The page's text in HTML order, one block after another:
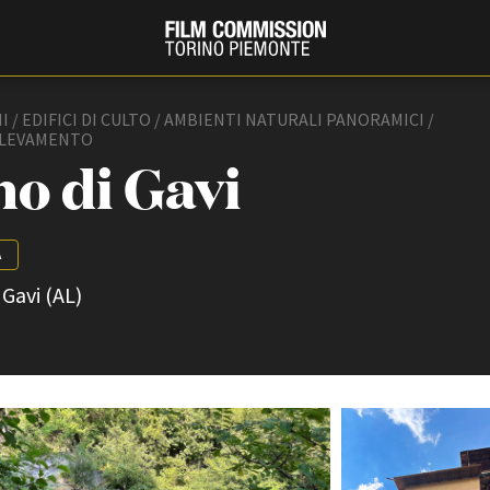
Società di produzione
Strutture di servizio
Professionisti
Attrici-Attori
Beginners
Festival
/ EDIFICI DI CULTO / AMBIENTI NATURALI PANORAMICI /
di Gavi
(AL)